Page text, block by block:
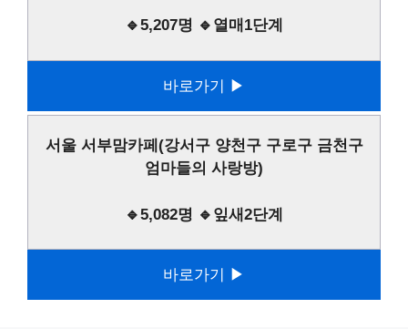
🔹5,207명 🔹열매1단계
바로가기 ▶
서울 서부맘카페(강서구 양천구 구로구 금천구
엄마들의 사랑방)
🔹5,082명 🔹잎새2단계
바로가기 ▶